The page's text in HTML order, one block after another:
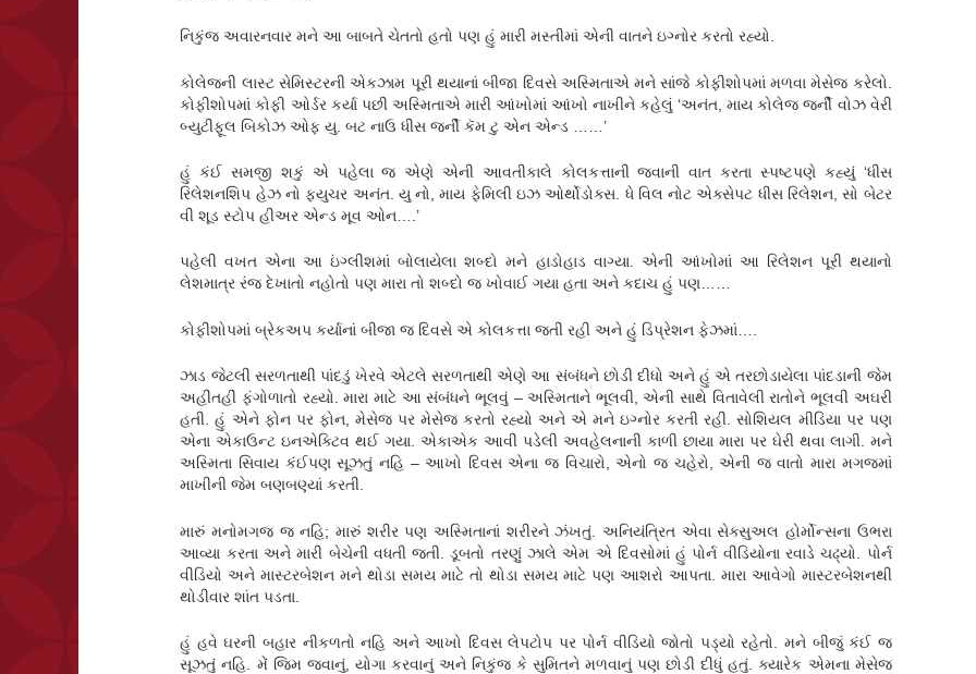
નિકુંજ અવારનવાર મને આ બાબતે ચેતતો હતો પણ હું મારી મસ્તીમાં એની વાતને ઇગ્નોર કરતો રહ્યો.
કોલેજની લાસ્ટ સેમિસ્ટરની એકઝામ પૂરી થયાનાં બીજા દિવસે અસ્મિતાએ મને સાંજે કોફીશોપમાં મળવા મેસેજ કરેલો.
કોફીશોપમાં કોફી ઓર્ડર કર્યા પછી અસ્મિતાએ મારી આંખોમાં આંખો નાખીને કહેલું ‘અનંત, માય કોલેજ જર્ની વોઝ વેરી
બ્યુટીફૂલ બિકોઝ ઓફ યુ. બટ નાઉ ધીસ જર્ની કૅમ ટુ એન એન્ડ ……’
હું કંઈ સમજી શકું એ પહેલા જ એણે એની આવતીકાલે કોલકત્તાની જવાની વાત કરતા સ્પષ્ટપણે કહ્યું ‘ધીસ
રિલેશનશિપ હેઝ નો ફ્યુચર અનંત. યુ નો, માય ફેમિલી ઇઝ ઓર્થોડોક્સ. ધે વિલ નોટ એક્સેપટ ધીસ રિલેશન, સો બેટર
વી શૂડ સ્ટોપ હીઅર એન્ડ મૂવ ઓન….’
પહેલી વખત એના આ ઇંગ્લીશમાં બોલાયેલા શબ્દો મને હાડોહાડ વાગ્યા. એની આંખોમાં આ રિલેશન પૂરી થયાનો
લેશમાત્ર રંજ દેખાતો નહોતો પણ મારા તો શબ્દો જ ખોવાઈ ગયા હતા અને કદાચ હું પણ……
કોફીશોપમાં બ્રેકઅપ કર્યાનાં બીજા જ દિવસે એ કોલકત્તા જતી રહી અને હું ડિપ્રેશન ફેઝમાં….
ઝાડ જેટલી સરળતાથી પાંદડું ખેરવે એટલે સરળતાથી એણે આ સંબંધને છોડી દીધો અને હું એ તરછોડાયેલા પાંદડાની જેમ
અહીંતહીં ફંગોળાતો રહ્યો. મારા માટે આ સંબંધને ભૂલવું – અસ્મિતાને ભૂલવી, એની સાથે વિતાવેલી રાતોને ભૂલવી અઘરી
હતી. હું એને ફોન પર ફોન, મેસેજ પર મેસેજ કરતો રહ્યો અને એ મને ઇગ્નોર કરતી રહી. સોશિયલ મીડિયા પર પણ
એના એકાઉન્ટ ઇનએક્ટિવ થઈ ગયા. એકાએક આવી પડેલી અવહેલનાની કાળી છાયા મારા પર ઘેરી થવા લાગી. મને
અસ્મિતા સિવાય કંઈપણ સૂઝતું નહિ – આખો દિવસ એના જ વિચારો, એનો જ ચહેરો, એની જ વાતો મારા મગજમાં
માખીની જેમ બણબણ્યાં કરતી.
મારું મનોમગજ જ નહિ; મારું શરીર પણ અસ્મિતાનાં શરીરને ઝંખતું. અનિયંત્રિત એવા સેક્સુઅલ હોર્મોન્સના ઉભરા
આવ્યા કરતા અને મારી બેચેની વધતી જતી. ડૂબતો તરણું ઝાલે એમ એ દિવસોમાં હું પોર્ન વીડિયોના રવાડે ચઢ્યો. પોર્ન
વીડિયો અને માસ્ટરબેશન મને થોડા સમય માટે તો થોડા સમય માટે પણ આશરો આપતા. મારા આવેગો માસ્ટરબેશનથી
થોડીવાર શાંત પડતા.
હું હવે ઘરની બહાર નીકળતો નહિ અને આખો દિવસ લેપટોપ પર પોર્ન વીડિયો જોતો પડ્યો રહેતો. મને બીજું કંઈ જ
સૂઝતું નહિ. મેં જિમ જવાનું, યોગા કરવાનું અને નિકુંજ કે સુમિતને મળવાનું પણ છોડી દીધું હતું. ક્યારેક એમના મેસેજ